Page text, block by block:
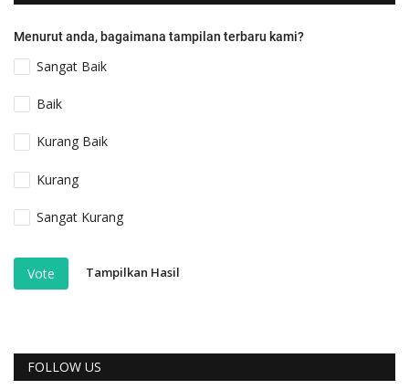
Menurut anda, bagaimana tampilan terbaru kami?
Sangat Baik
Baik
Kurang Baik
Kurang
Sangat Kurang
Vote Tampilkan Hasil
FOLLOW US